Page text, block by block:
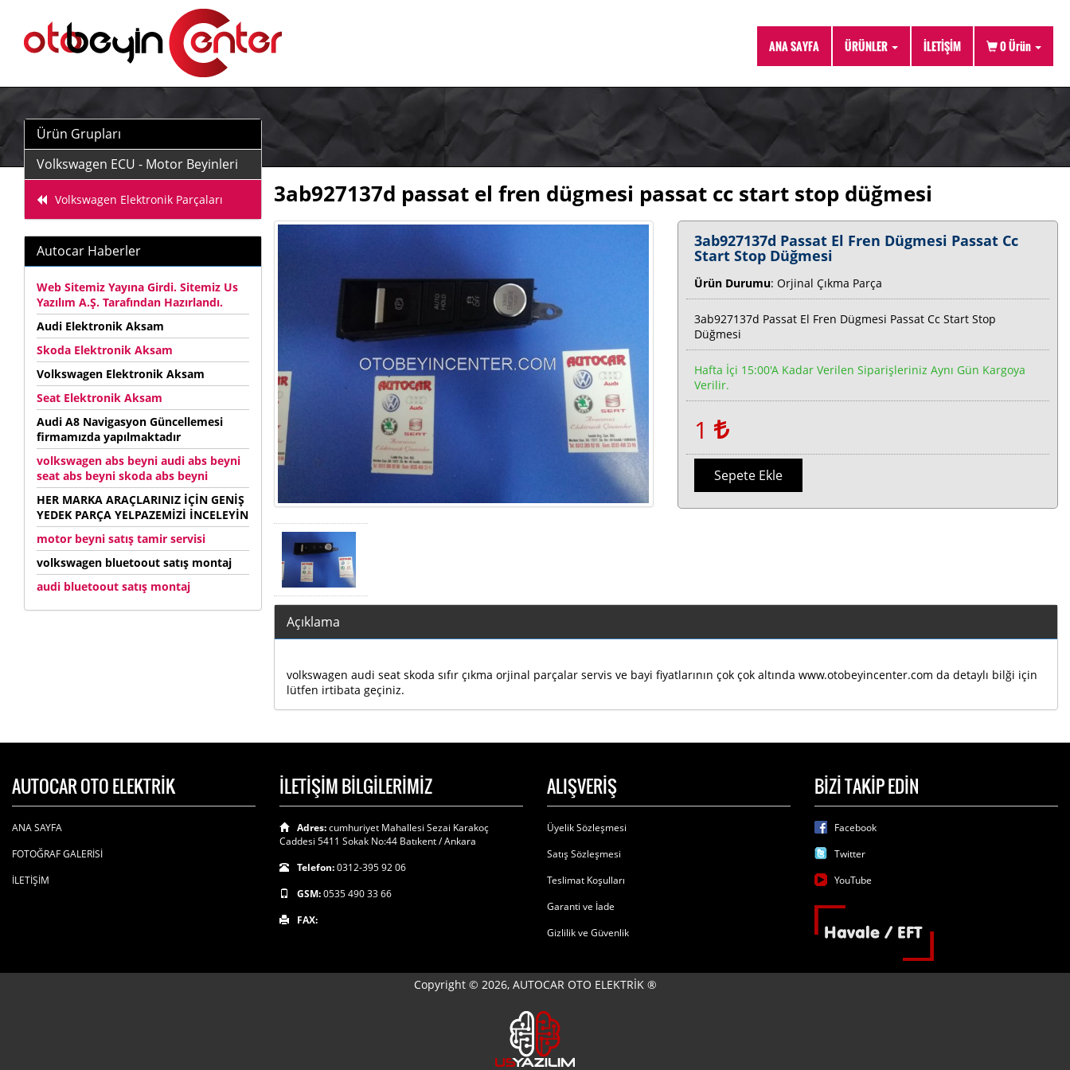
ANA SAYFA ÜRÜNLER İLETİŞİM 0Ürün
Ürün Grupları
Volkswagen ECU - Motor Beyinleri
Volkswagen Elektronik Parçaları
Autocar Haberler
Web Sitemiz Yayına Girdi. Sitemiz Us
Yazılım A.Ş. Tarafından Hazırlandı.
Audi Elektronik Aksam
Skoda Elektronik Aksam
Volkswagen Elektronik Aksam
Seat Elektronik Aksam
Audi A8 Navigasyon Güncellemesi
firmamızda yapılmaktadır
volkswagen abs beyni audi abs beyni
seat abs beyni skoda abs beyni
HER MARKA ARAÇLARINIZ İÇİN GENİŞ
YEDEK PARÇA YELPAZEMİZİ İNCELEYİN
motor beyni satış tamir servisi
volkswagen bluetoout satış montaj
audi bluetoout satış montaj
3ab927137d passat el fren dügmesi passat cc start stop düğmesi
3ab927137d Passat El Fren Dügmesi Passat Cc
Start Stop Düğmesi
Ürün Durumu: Orjinal Çıkma Parça
3ab927137d Passat El Fren Dügmesi Passat Cc Start Stop
Düğmesi
Hafta İçi 15:00'a Kadar Verilen Siparişleriniz Aynı Gün Kargoya
Verilir.
1
Sepete Ekle
Açıklama
volkswagen audi seat skoda sıfır çıkma orjinal parçalar servis ve bayi fiyatlarının çok çok altında www.otobeyincenter.com da detaylı bilği için
lütfen irtibata geçiniz.
AUTOCAR OTO ELEKTRİK
ANA SAYFA
FOTOĞRAF GALERİSİ
İLETİŞİM
İLETİŞİM BİLGİLERİMİZ
Adres:cumhuriyet Mahallesi Sezai Karakoç
Caddesi 5411 Sokak No:44 Batıkent / Ankara
Telefon:0312-395 92 06
GSM:0535 490 33 66
FAX:
ALIŞVERİŞ
Üyelik Sözleşmesi
Satış Sözleşmesi
Teslimat Koşulları
Garanti ve İade
Gizlilik ve Güvenlik
BİZİ TAKİP EDİN
Facebook
Twitter
YouTube
Copyright © 2026, AUTOCAR OTO ELEKTRİK ®